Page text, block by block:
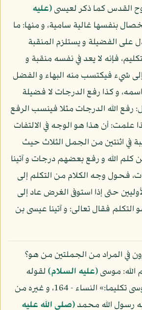
القدس كما ذكر لعيسى(عليه
بنفسها غالية سامية، و منها: ما
على الفضيلة و يستلزم المنقبة
فإنه لا يعد في نفسه منقبة و
شيء فيكتسب منه البهاء و الفضل
و كذا رفع الدرجات لا فضيلة
رفع الله الدرجات مثلا فينسب الرفع
علمت: أن هذا هو الوجه في الالتفات
في اثنتين من الجمل الثلاث حيث
كلم الله و رفع بعضهم درجات و آتينا
فحول وجه الكلام من التكلم إلى
حتى إذا استوفى الغرض عاد إلى
التكلم فقال تعالى: و آتينا عيسى بن
في المراد من الجملتين من هو؟
الله: موسى(عليه السلام)لقوله
تعالى: «و كلم الله موسى تكليما:» النساء - 164، و غيره من
به رسول الله محمد(صلى الله عليه